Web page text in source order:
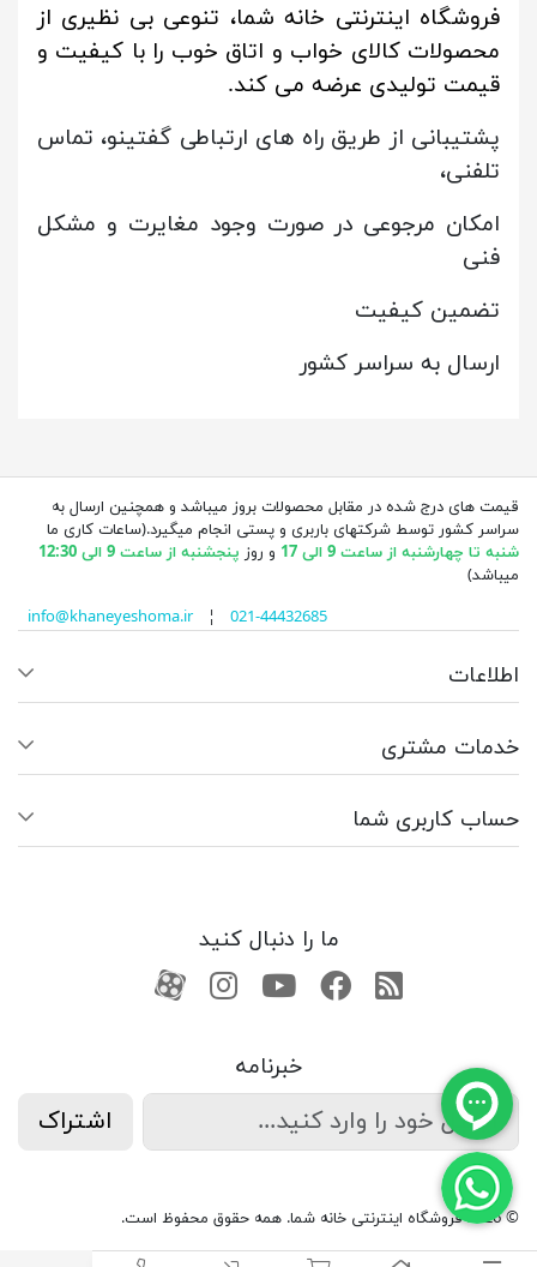
فروشگاه اینترنتی خانه شما، تنوعی بی نظیری از
محصولات کالای خواب و اتاق خوب را با کیفیت و
قیمت تولیدی عرضه می کند.
پشتیبانی از طریق راه های ارتباطی گفتینو، تماس
تلفنی،
امکان مرجوعی در صورت وجود مغایرت و مشکل
فنی
تضمین کیفیت
ارسال به سراسر کشور
قیمت های درج شده در مقابل محصولات بروز میباشد و همچنین ارسال به
سراسر کشور توسط شرکتهای باربری و پستی انجام میگیرد.(ساعات کاری ما
شنبه تا چهارشنبه از ساعت 9 الی 17
و روز پنجشنبه از ساعت 9 الی 12:30
میباشد)
info@khaneyeshoma.ir¦ 021-44432685
اطلاعات
خدمات مشتری
حساب کاربری شما
ما را دنبال کنید
RSSفیسبوکیوتیوبکانال آپارات
کانال آپارات
خبرنامه
اشتراک
© 2026 فروشگاه اینترنتی خانه شما. همه حقوق محفوظ است.